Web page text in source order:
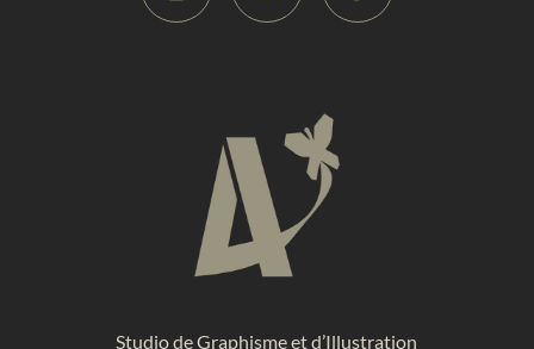
Studio de Graphisme et d’Illustration